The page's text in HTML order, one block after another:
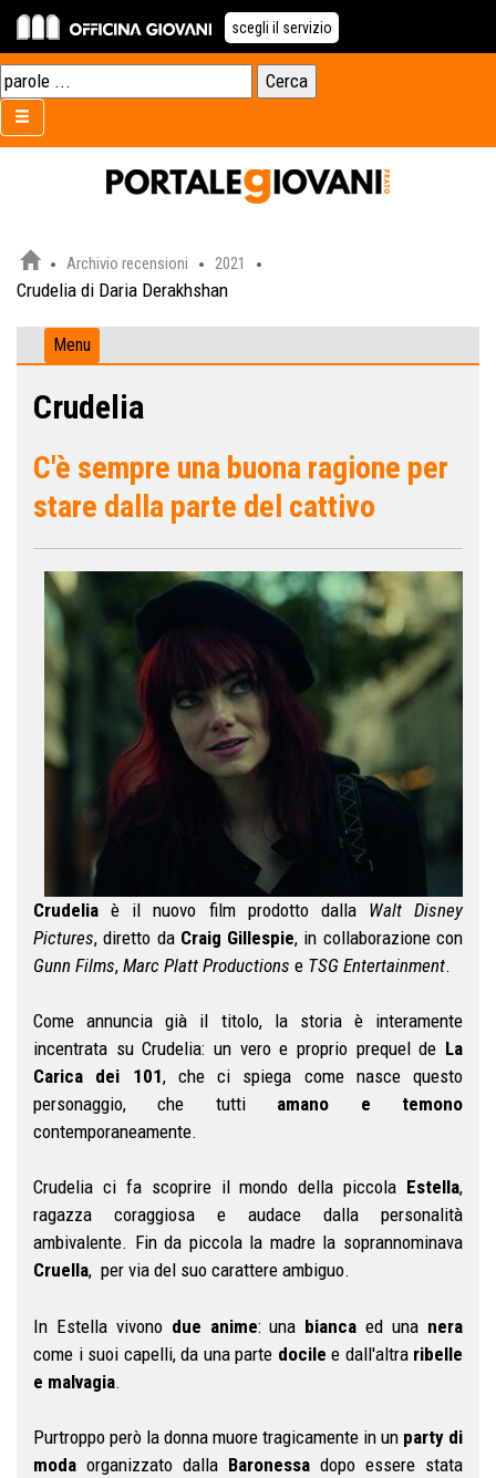
scegli il servizio
Archivio recensioni 2021
Crudelia di Daria Derakhshan
Menu
Crudelia
C'è sempre una buona ragione per
stare dalla parte del cattivo
Crudelia è il nuovo film prodotto dalla Walt Disney
Pictures, diretto da Craig Gillespie, in collaborazione con
Gunn Films, Marc Platt Productions e TSG Entertainment.
Come annuncia già il titolo, la storia è interamente
incentrata su Crudelia: un vero e proprio prequel de La
Carica dei 101, che ci spiega come nasce questo
personaggio, che tutti amano e temono
contemporaneamente.
Crudelia ci fa scoprire il mondo della piccola Estella,
ragazza coraggiosa e audace dalla personalità
ambivalente. Fin da piccola la madre la soprannominava
Cruella, per via del suo carattere ambiguo.
In Estella vivono due anime: una bianca ed una nera
come i suoi capelli, da una parte docile e dall'altra ribelle
e malvagia.
Purtroppo però la donna muore tragicamente in un party di
moda organizzato dalla Baronessa dopo essere stata